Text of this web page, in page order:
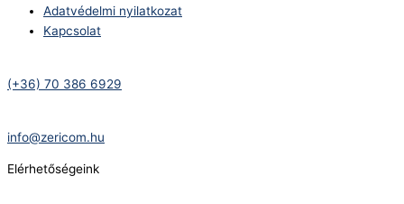
Adatvédelmi nyilatkozat
Kapcsolat
(+36) 70 386 6929
info@zericom.hu
Elérhetőségeink